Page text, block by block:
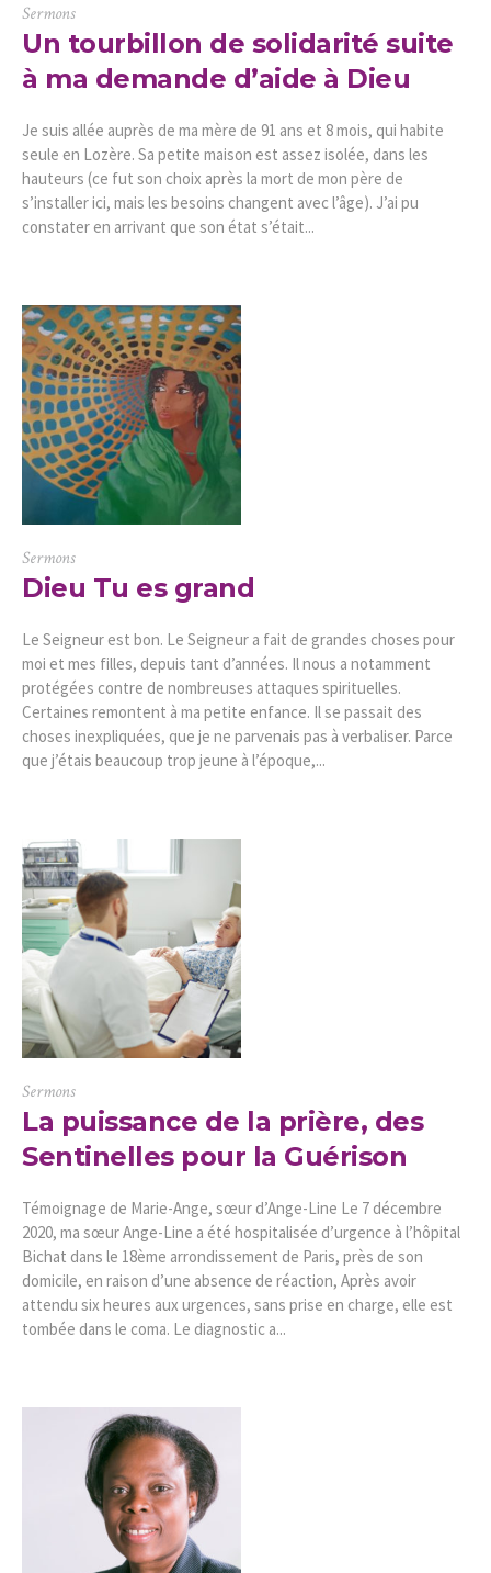
Sermons
Un tourbillon de solidarité suite
à ma demande d’aide à Dieu
Je suis allée auprès de ma mère de 91 ans et 8 mois, qui habite
seule en Lozère. Sa petite maison est assez isolée, dans les
hauteurs (ce fut son choix après la mort de mon père de
s’installer ici, mais les besoins changent avec l’âge). J’ai pu
constater en arrivant que son état s’était...
Sermons
Dieu Tu es grand
Le Seigneur est bon. Le Seigneur a fait de grandes choses pour
moi et mes filles, depuis tant d’années. Il nous a notamment
protégées contre de nombreuses attaques spirituelles.
Certaines remontent à ma petite enfance. Il se passait des
choses inexpliquées, que je ne parvenais pas à verbaliser. Parce
que j’étais beaucoup trop jeune à l’époque,...
Sermons
La puissance de la prière, des
Sentinelles pour la Guérison
Témoignage de Marie-Ange, sœur d’Ange-Line Le 7 décembre
2020, ma sœur Ange-Line a été hospitalisée d’urgence à l’hôpital
Bichat dans le 18ème arrondissement de Paris, près de son
domicile, en raison d’une absence de réaction, Après avoir
attendu six heures aux urgences, sans prise en charge, elle est
tombée dans le coma. Le diagnostic a...